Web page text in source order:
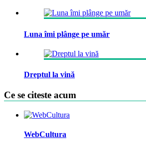
Luna îmi plânge pe umăr
Dreptul la vină
Ce se citeste acum
WebCultura